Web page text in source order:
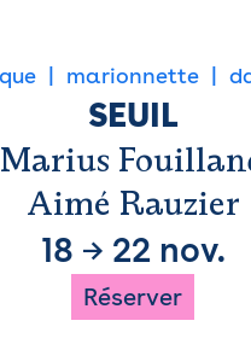
marionnette
SEUIL
Marius
Aimé Rauzier
18 → 22 nov.
Réserver